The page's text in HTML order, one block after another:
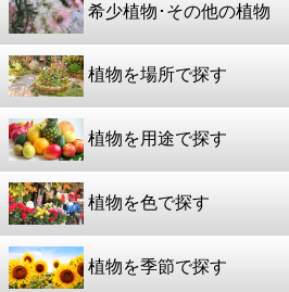
希少植物･その他の植物
植物を場所で探す
植物を用途で探す
植物を色で探す
植物を季節で探す